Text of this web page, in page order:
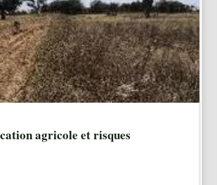
agricole et risques